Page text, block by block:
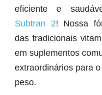
eficiente e
Subtran 2! Nossa
das tradicionais
em suplementos
extraordinários para
peso.